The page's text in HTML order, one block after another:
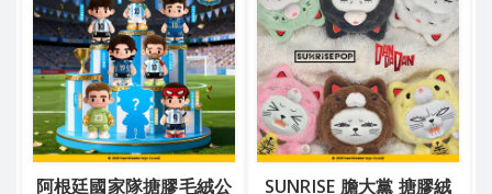
阿根廷國家隊搪膠毛絨公
SUNRISE 膽大黨 搪膠絨